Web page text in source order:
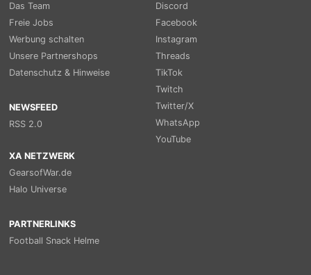
Das Team
Freie Jobs
Werbung schalten
Unsere Partnershops
Datenschutz & Hinweise
NEWSFEED
RSS 2.0
Discord
Facebook
Instagram
Threads
TikTok
Twitch
Twitter/X
WhatsApp
YouTube
XA NETZWERK
GearsofWar.de
Halo Universe
PARTNERLINKS
Football Snack Helme